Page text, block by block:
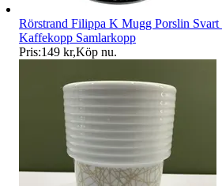
Rörstrand Filippa K Mugg Porslin
Kaffekopp Samlarkopp
Pris:149 kr,Köp nu.